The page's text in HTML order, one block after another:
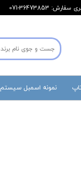
36473853-071
نمونه اسمبل سیستم